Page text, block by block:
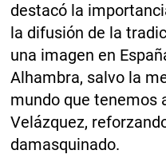
destacó la
la difusión de la
una imagen en
Alhambra, salvo la
mundo que tenemos
Velázquez,
damasquinado.